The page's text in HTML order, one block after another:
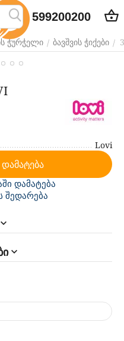
599200200
ჭურჭელი / ბავშვის ჭიქები /
Lovi
დამატება
შედარება